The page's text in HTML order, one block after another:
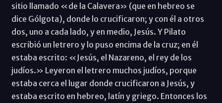
sitio llamado «de la Calavera» (que en hebreo se
dice Gólgota), donde lo crucificaron; y con él a otros
dos, uno a cada lado, y en medio, Jesús. Y Pilato
escribió un letrero y lo puso encima de la cruz; en él
estaba escrito: «Jesús, el Nazareno, el rey de los
judíos.» Leyeron el letrero muchos judíos, porque
estaba cerca el lugar donde crucificaron a Jesús, y
estaba escrito en hebreo, latín y griego. Entonces los